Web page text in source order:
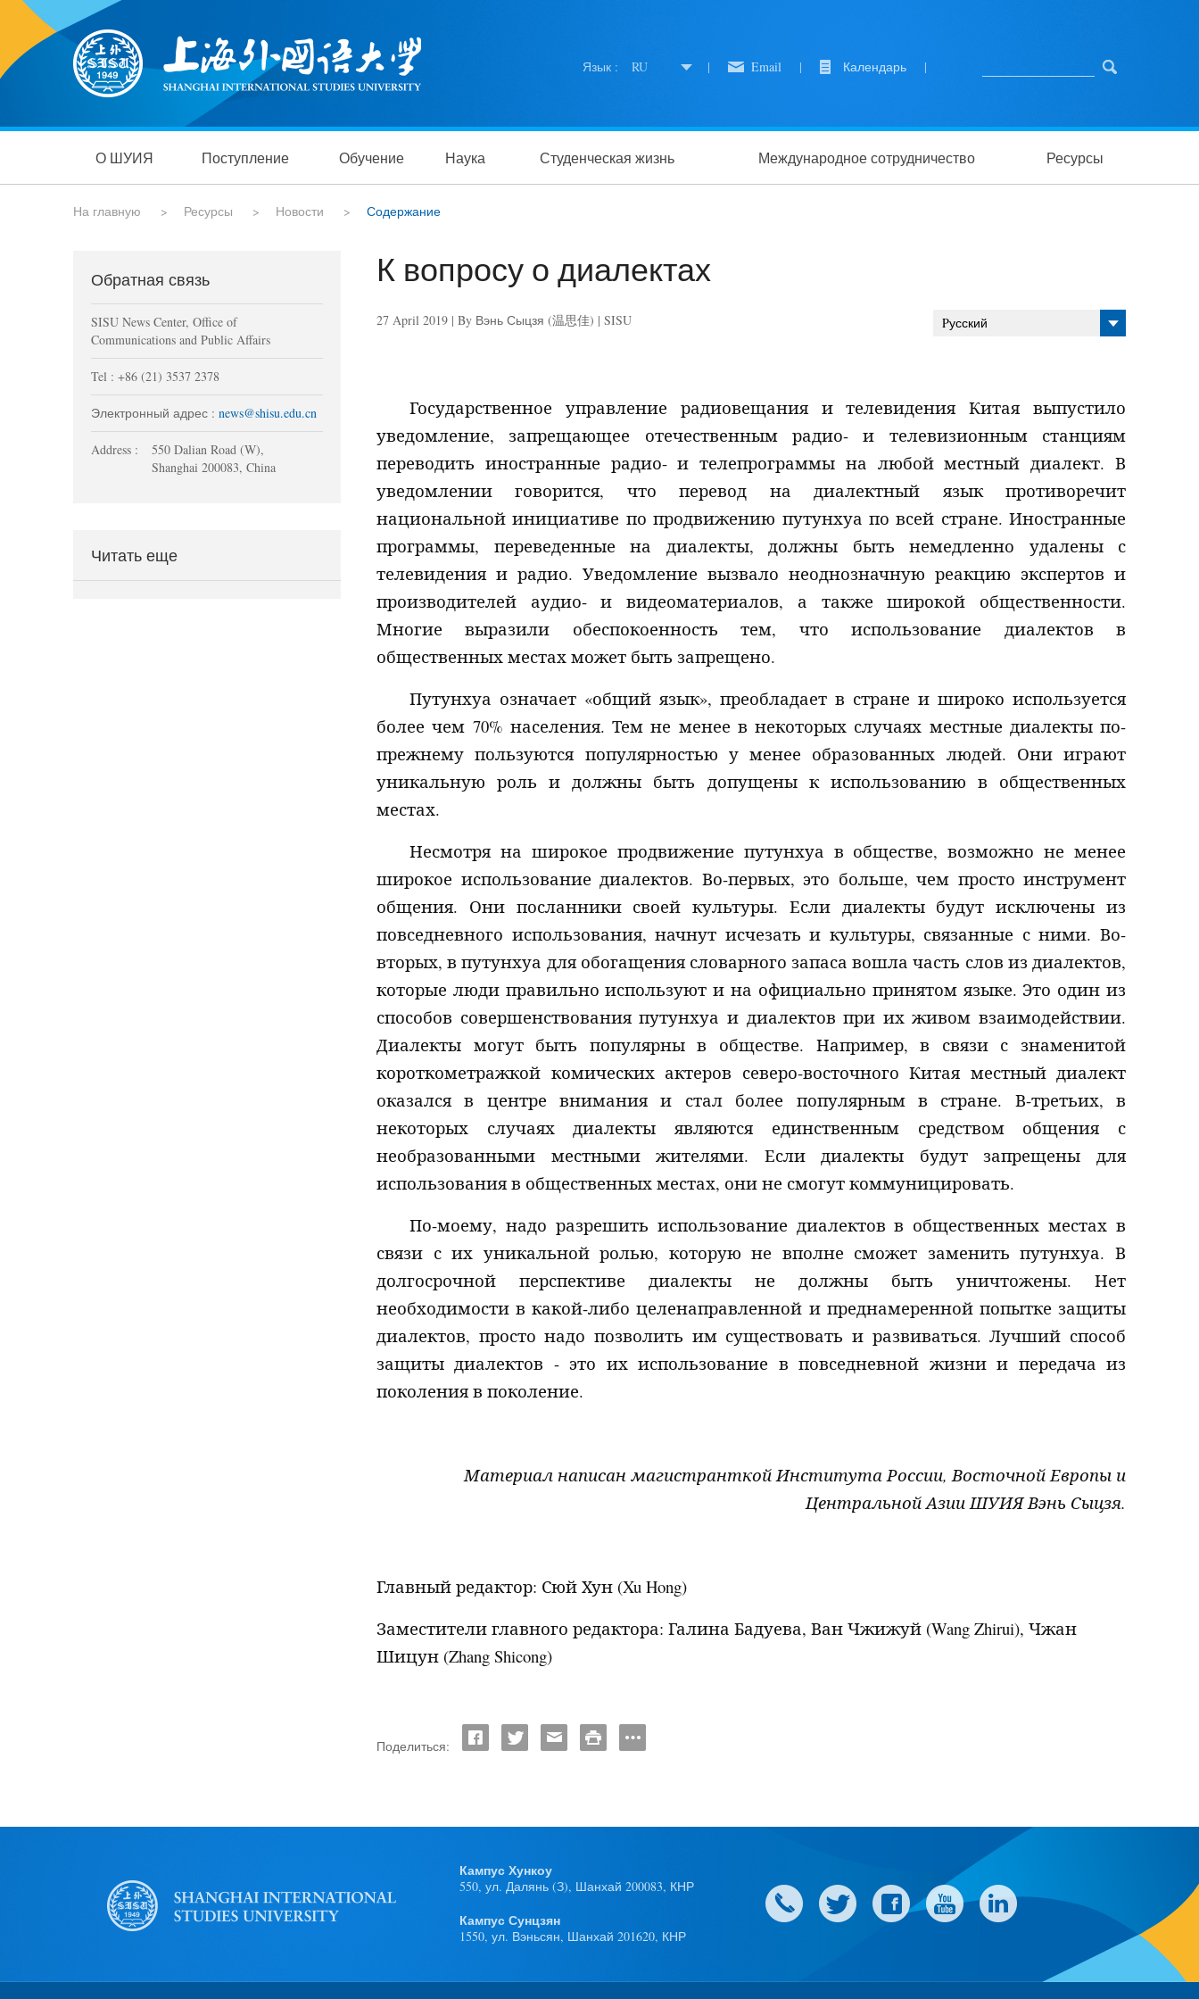
Язык : RU | Email | Календарь |
О ШУИЯ Поступление Обучение Наука Студенческая жизнь Международное сотрудничество Ресурсы
На главную > Ресурсы > Новости > Содержание
Обратная связь
SISU News Center, Office of
Communications and Public Affairs
Tel : +86 (21) 3537 2378
Электронный адрес : news@shisu.edu.cn
Address :
550 Dalian Road (W),
Shanghai 200083, China
Читать еще
К вопросу о диалектах
27 April 2019 | By Вэнь Сыцзя (温思佳) | SISU Pусский
Государственное управление радиовещания и телевидения Китая выпустило
уведомление, запрещающее отечественным радио- и телевизионным станциям
переводить иностранные радио- и телепрограммы на любой местный диалект. В
уведомлении говорится, что перевод на диалектный язык противоречит
национальной инициативе по продвижению путунхуа по всей стране. Иностранные
программы, переведенные на диалекты, должны быть немедленно удалены с
телевидения и радио. Уведомление вызвало неоднозначную реакцию экспертов и
производителей аудио- и видеоматериалов, а также широкой общественности.
Многие выразили обеспокоенность тем, что использование диалектов в
общественных местах может быть запрещено.
Путунхуа означает «общий язык», преобладает в стране и широко используется
более чем 70% населения. Тем не менее в некоторых случаях местные диалекты по-
прежнему пользуются популярностью у менее образованных людей. Они играют
уникальную роль и должны быть допущены к использованию в общественных
местах.
Несмотря на широкое продвижение путунхуа в обществе, возможно не менее
широкое использование диалектов. Во-первых, это больше, чем просто инструмент
общения. Они посланники своей культуры. Если диалекты будут исключены из
повседневного использования, начнут исчезать и культуры, связанные с ними. Во-
вторых, в путунхуа для обогащения словарного запаса вошла часть слов из диалектов,
которые люди правильно используют и на официально принятом языке. Это один из
способов совершенствования путунхуа и диалектов при их живом взаимодействии.
Диалекты могут быть популярны в обществе. Например, в связи с знаменитой
короткометражкой комических актеров северо-восточного Китая местный диалект
оказался в центре внимания и стал более популярным в стране. В-третьих, в
некоторых случаях диалекты являются единственным средством общения с
необразованными местными жителями. Если диалекты будут запрещены для
использования в общественных местах, они не смогут коммуницировать.
По-моему, надо разрешить использование диалектов в общественных местах в
связи с их уникальной ролью, которую не вполне сможет заменить путунхуа. В
долгосрочной перспективе диалекты не должны быть уничтожены. Нет
необходимости в какой-либо целенаправленной и преднамеренной попытке защиты
диалектов, просто надо позволить им существовать и развиваться. Лучший способ
защиты диалектов - это их использование в повседневной жизни и передача из
поколения в поколение.
Материал написан магистранткой Института России, Восточной Европы и
Центральной Азии ШУИЯ Вэнь Сыцзя.
Главный редактор: Сюй Хун (Xu Hong)
Заместители главного редактора: Галина Бадуева, Ван Чжижуй (Wang Zhirui), Чжан
Шицун (Zhang Shicong)
Поделиться:
Кампус Хункоу
550, ул. Далянь (З), Шанхай 200083, КНР
Кампус Сунцзян
1550, ул. Вэньсян, Шанхай 201620, КНР